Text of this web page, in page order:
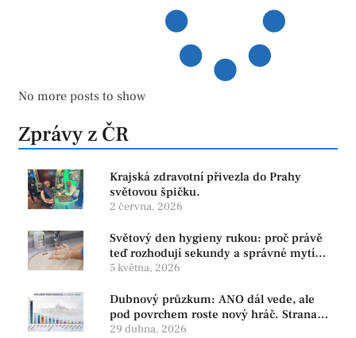
No more posts to show
Zprávy z ČR
Krajská zdravotní přivezla do Prahy
světovou špičku.
2 června, 2026
Světový den hygieny rukou: proč právě
teď rozhodují sekundy a správné mytí
rukou
5 května, 2026
Dubnový průzkum: ANO dál vede, ale
pod povrchem roste nový hráč. Strana
PRO se drží nejvýš mezi menšími
29 dubna, 2026